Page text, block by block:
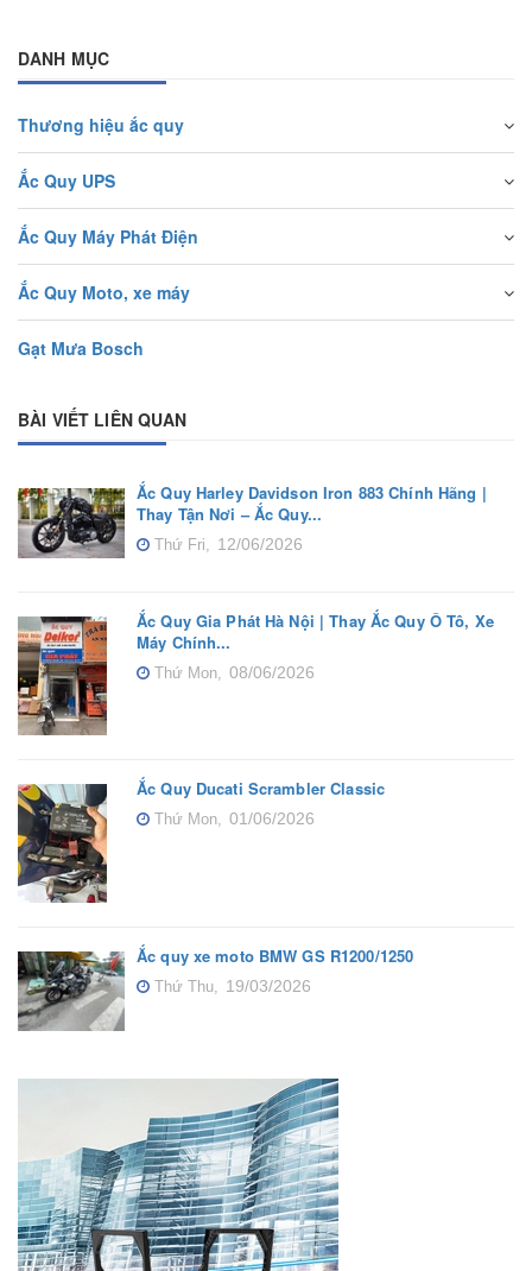
DANH MỤC
Thương hiệu ắc quy
Ắc Quy UPS
Ắc Quy Máy Phát Điện
Ắc Quy Moto, xe máy
Gạt Mưa Bosch
BÀI VIẾT LIÊN QUAN
Ắc Quy Harley Davidson Iron 883 Chính Hãng |
Thay Tận Nơi – Ắc Quy...
Thứ Fri, 12/06/2026
Ắc Quy Gia Phát Hà Nội | Thay Ắc Quy Ô Tô, Xe
Máy Chính...
Thứ Mon, 08/06/2026
Ắc Quy Ducati Scrambler Classic
Thứ Mon, 01/06/2026
Ắc quy xe moto BMW GS R1200/1250
Thứ Thu, 19/03/2026